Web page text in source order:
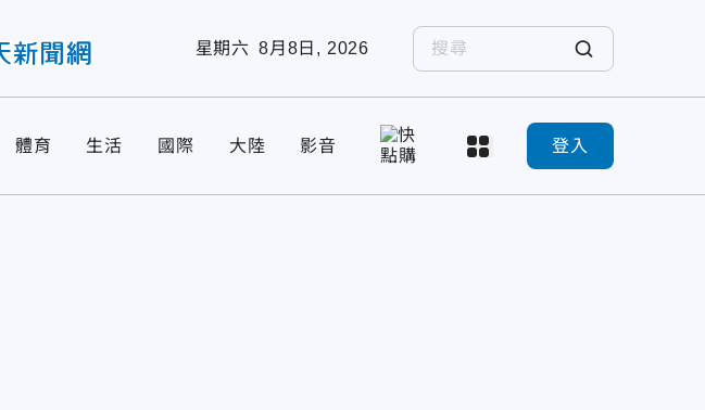
星期六 8月8日, 2026
體育 生活 國際 大陸 影音 登入